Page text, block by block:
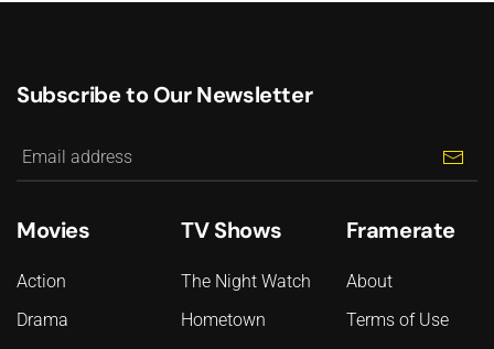
Subscribe to Our Newsletter
Movies
Action
Drama
TV Shows
The Night Watch
Hometown
Framerate
About
Terms of Use